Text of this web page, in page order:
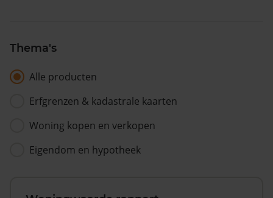
Thema's
Alle producten
Erfgrenzen & kadastrale kaarten
Woning kopen en verkopen
Eigendom en hypotheek